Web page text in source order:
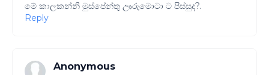
මේ කාලකන්නි මුස්පේන්තු ඌරුමොටා ට පිස්සුද?.
Reply
Anonymous